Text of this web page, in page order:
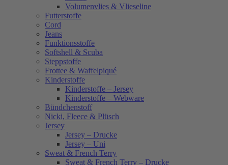
Volumenvlies & Vlieseline
Futterstoffe
Cord
Jeans
Funktionsstoffe
Softshell & Scuba
Steppstoffe
Frottee & Waffelpiqué
Kinderstoffe
Kinderstoffe – Jersey
Kinderstoffe – Webware
Bündchenstoff
Nicki, Fleece & Plüsch
Jersey
Jersey – Drucke
Jersey – Uni
Sweat & French Terry
Sweat & French Terry – Drucke